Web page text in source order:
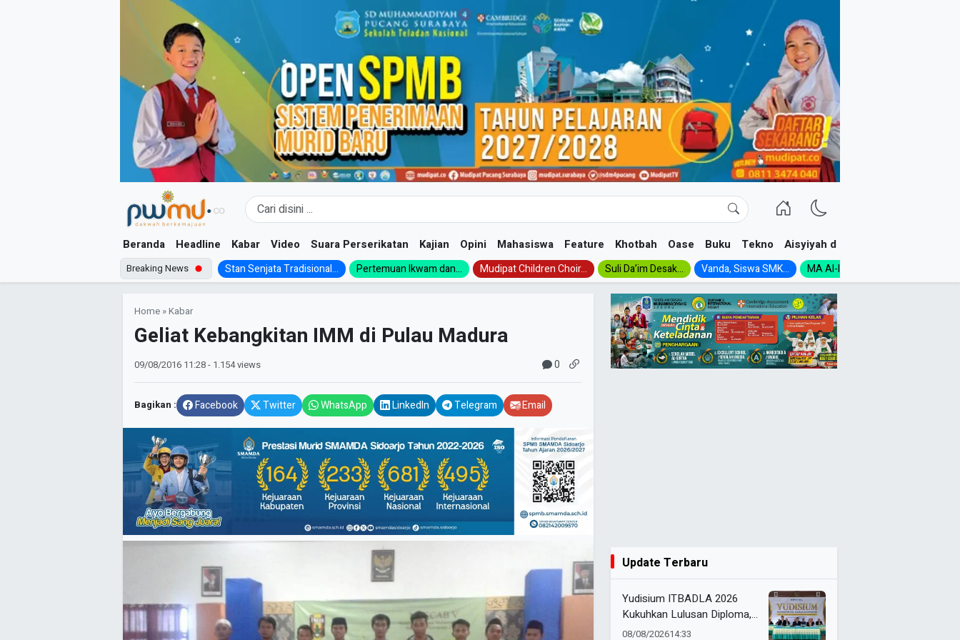
Beranda Headline Kabar Video Suara Perserikatan Kajian Opini Mahasiswa Feature Khotbah Oase Buku Tekno Aisyiyah dan NA
Breaking News Stan Senjata Tradisional... Pertemuan Ikwam dan... Mudipat Children Choir... Suli Da’im Desak... Vanda, Siswa SMK... MA Al-Ishlah Gelar...
Home »Kabar
Geliat Kebangkitan IMM di Pulau Madura
09/08/2016 11:28- 1.154 views 0
Bagikan : Facebook Twitter WhatsApp LinkedIn Telegram Email
Update Terbaru
Yudisium ITBADLA 2026
Kukuhkan Lulusan Diploma,
Sarjana, dan Magister
08/08/202614:33